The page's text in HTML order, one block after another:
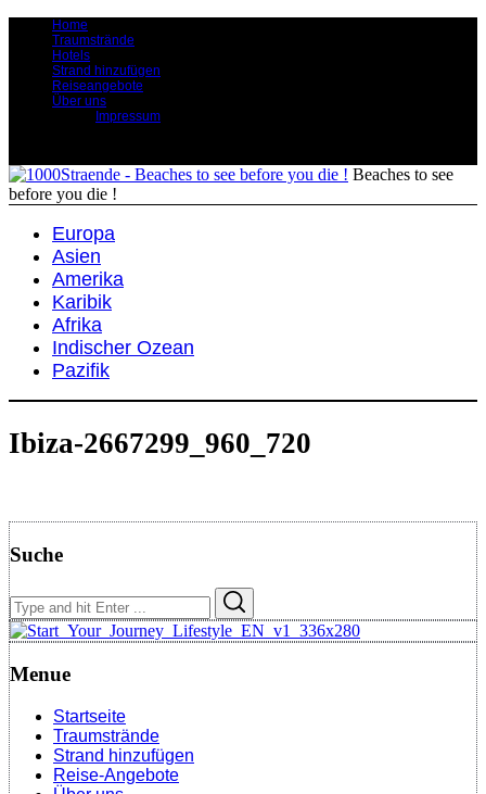
Home
Traumstrände
Hotels
Strand hinzufügen
Reiseangebote
Über uns
Impressum
Beaches to see
before you die !
Europa
Asien
Amerika
Karibik
Afrika
Indischer Ozean
Pazifik
Ibiza-2667299_960_720
Suche
Search
for:
Menue
Startseite
Traumstrände
Strand hinzufügen
Reise-Angebote